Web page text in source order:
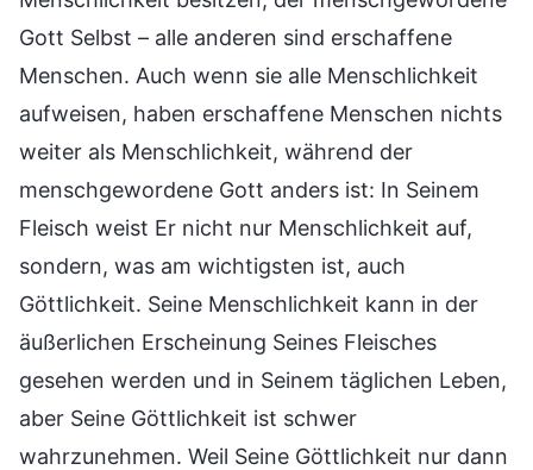
Gott Selbst – alle anderen sind erschaffene
Menschen. Auch wenn sie alle Menschlichkeit
aufweisen, haben erschaffene Menschen nichts
weiter als Menschlichkeit, während der
menschgewordene Gott anders ist: In Seinem
Fleisch weist Er nicht nur Menschlichkeit auf,
sondern, was am wichtigsten ist, auch
Göttlichkeit. Seine Menschlichkeit kann in der
äußerlichen Erscheinung Seines Fleisches
gesehen werden und in Seinem täglichen Leben,
aber Seine Göttlichkeit ist schwer
wahrzunehmen. Weil Seine Göttlichkeit nur dann